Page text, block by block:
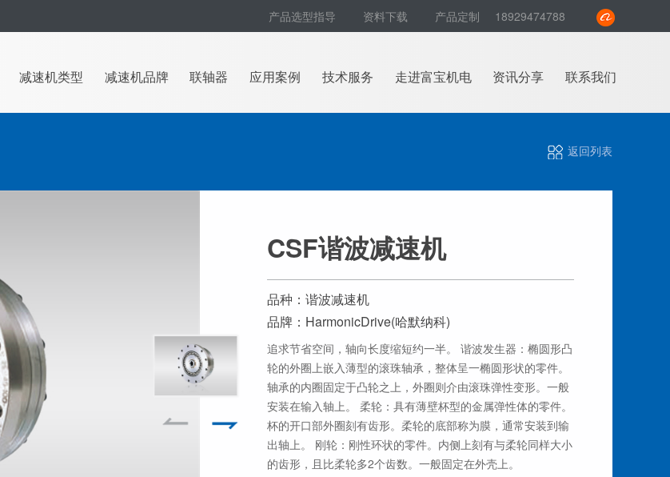
产品选型指导 资料下载 产品定制 18929474788
减速机类型 减速机品牌 联轴器 应用案例 技术服务 走进富宝机电 资讯分享 联系我们
返回列表
CSF谐波减速机
品种：谐波减速机
品牌：HarmonicDrive(哈默纳科)
追求节省空间，轴向长度缩短约一半。 谐波发生器：椭圆形凸
轮的外圈上嵌入薄型的滚珠轴承，整体呈一椭圆形状的零件。
轴承的内圈固定于凸轮之上，外圈则介由滚珠弹性变形。一般
安装在输入轴上。 柔轮：具有薄壁杯型的金属弹性体的零件。
杯的开口部外圈刻有齿形。柔轮的底部称为膜，通常安装到输
出轴上。 刚轮：刚性环状的零件。内侧上刻有与柔轮同样大小
的齿形，且比柔轮多2个齿数。一般固定在外壳上。